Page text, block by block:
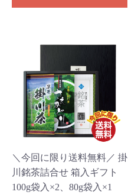
＼今回に限り送料無料／ 掛
川銘茶詰合せ 箱入ギフト
100g袋入×2、80g袋入×1